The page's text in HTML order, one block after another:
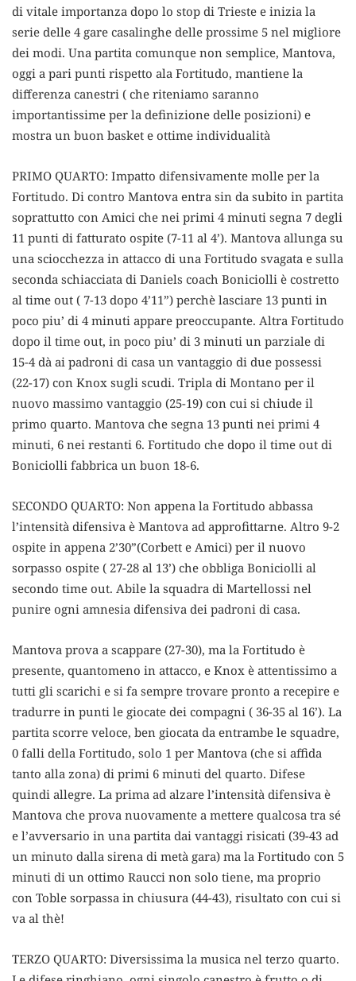
di vitale importanza dopo lo stop di Trieste e inizia la
serie delle 4 gare casalinghe delle prossime 5 nel migliore
dei modi. Una partita comunque non semplice, Mantova,
oggi a pari punti rispetto ala Fortitudo, mantiene la
differenza canestri ( che riteniamo saranno
importantissime per la definizione delle posizioni) e
mostra un buon basket e ottime individualità
PRIMO QUARTO: Impatto difensivamente molle per la
Fortitudo. Di contro Mantova entra sin da subito in partita
soprattutto con Amici che nei primi 4 minuti segna 7 degli
11 punti di fatturato ospite (7-11 al 4’). Mantova allunga su
una sciocchezza in attacco di una Fortitudo svagata e sulla
seconda schiacciata di Daniels coach Boniciolli è costretto
al time out ( 7-13 dopo 4’11”) perchè lasciare 13 punti in
poco piu’ di 4 minuti appare preoccupante. Altra Fortitudo
dopo il time out, in poco piu’ di 3 minuti un parziale di
15-4 dà ai padroni di casa un vantaggio di due possessi
(22-17) con Knox sugli scudi. Tripla di Montano per il
nuovo massimo vantaggio (25-19) con cui si chiude il
primo quarto. Mantova che segna 13 punti nei primi 4
minuti, 6 nei restanti 6. Fortitudo che dopo il time out di
Boniciolli fabbrica un buon 18-6.
SECONDO QUARTO: Non appena la Fortitudo abbassa
l’intensità difensiva è Mantova ad approfittarne. Altro 9-2
ospite in appena 2’30”(Corbett e Amici) per il nuovo
sorpasso ospite ( 27-28 al 13’) che obbliga Boniciolli al
secondo time out. Abile la squadra di Martellossi nel
punire ogni amnesia difensiva dei padroni di casa.
Mantova prova a scappare (27-30), ma la Fortitudo è
presente, quantomeno in attacco, e Knox è attentissimo a
tutti gli scarichi e si fa sempre trovare pronto a recepire e
tradurre in punti le giocate dei compagni ( 36-35 al 16’). La
partita scorre veloce, ben giocata da entrambe le squadre,
0 falli della Fortitudo, solo 1 per Mantova (che si affida
tanto alla zona) di primi 6 minuti del quarto. Difese
quindi allegre. La prima ad alzare l’intensità difensiva è
Mantova che prova nuovamente a mettere qualcosa tra sé
e l’avversario in una partita dai vantaggi risicati (39-43 ad
un minuto dalla sirena di metà gara) ma la Fortitudo con 5
minuti di un ottimo Raucci non solo tiene, ma proprio
con Toble sorpassa in chiusura (44-43), risultato con cui si
va al thè!
TERZO QUARTO: Diversissima la musica nel terzo quarto.